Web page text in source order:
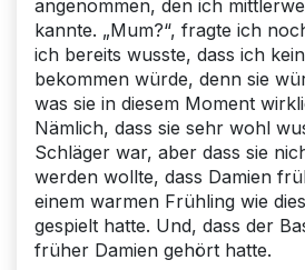
angenommen, den ich
kannte. „Mum?“, fragte ich
ich bereits wusste, dass ich
bekommen würde, denn sie
was sie in diesem Moment
Nämlich, dass sie sehr wohl
Schläger war, aber dass sie
werden wollte, dass Damien
einem warmen Frühling wie
gespielt hatte. Und, dass der
früher Damien gehört hatte.